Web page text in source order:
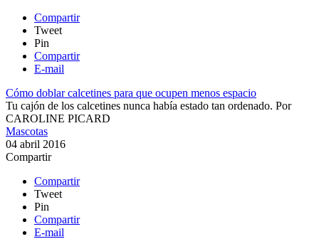
Compartir
Tweet
Pin
Compartir
E-mail
Cómo doblar calcetines para que ocupen menos espacio
Tu cajón de los calcetines nunca había estado tan ordenado​. Por
CAROLINE PICARD
Mascotas
04 abril 2016
Compartir
Compartir
Tweet
Pin
Compartir
E-mail